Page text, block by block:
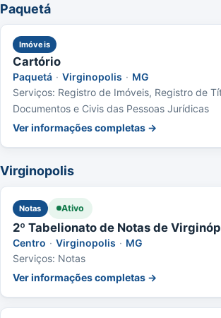
Paquetá
Imóveis
Cartório
Paquetá · Virginopolis · MG
Serviços: Registro de Imóveis, Registro de
Documentos e Civis das Pessoas Jurídicas
Ver informações completas →
Virginopolis
Notas Ativo
2º Tabelionato de Notas de
Centro · Virginopolis · MG
Serviços: Notas
Ver informações completas →